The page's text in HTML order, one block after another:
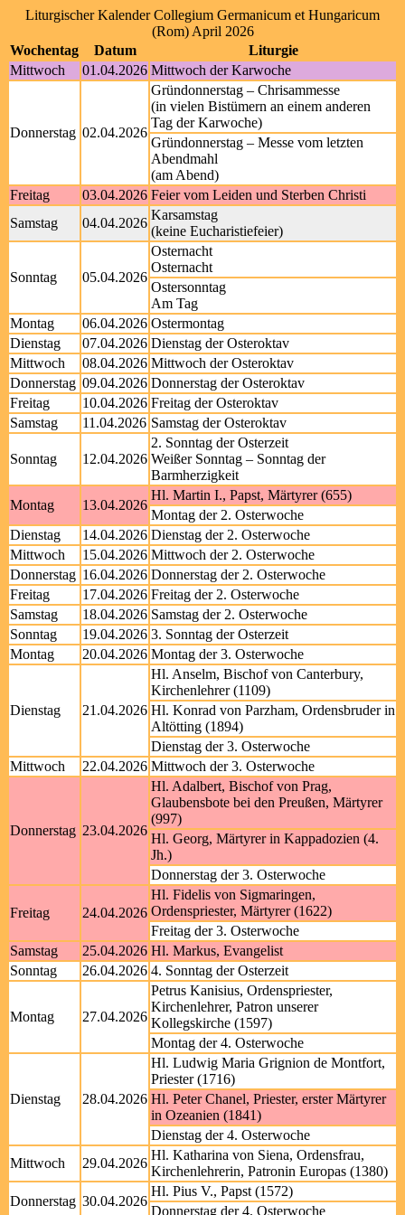
Liturgischer Kalender Collegium Germanicum et Hungaricum
(Rom) April 2026
Wochentag
Datum
Liturgie
Mittwoch
01.04.2026 Mittwoch der Karwoche
Donnerstag 02.04.2026
Gründonnerstag – Chrisammesse
(in vielen Bistümern an einem anderen
Tag der Karwoche)
Gründonnerstag – Messe vom letzten
Abendmahl
(am Abend)
Freitag
03.04.2026 Feier vom Leiden und Sterben Christi
Samstag
04.04.2026
Karsamstag
(keine Eucharistiefeier)
Sonntag 05.04.2026
Osternacht
Osternacht
Ostersonntag
Am Tag
Montag
06.04.2026 Ostermontag
Dienstag
07.04.2026 Dienstag der Osteroktav
Mittwoch
08.04.2026 Mittwoch der Osteroktav
Donnerstag 09.04.2026 Donnerstag der Osteroktav
Freitag
10.04.2026 Freitag der Osteroktav
Samstag
11.04.2026 Samstag der Osteroktav
Sonntag 12.04.2026
2. Sonntag der Osterzeit
Weißer Sonntag – Sonntag der
Barmherzigkeit
Montag
13.04.2026
Hl. Martin I., Papst, Märtyrer (655)
Montag der 2. Osterwoche
Dienstag
14.04.2026 Dienstag der 2. Osterwoche
Mittwoch
15.04.2026 Mittwoch der 2. Osterwoche
Donnerstag 16.04.2026 Donnerstag der 2. Osterwoche
Freitag
17.04.2026 Freitag der 2. Osterwoche
Samstag
18.04.2026 Samstag der 2. Osterwoche
Sonntag
19.04.2026 3. Sonntag der Osterzeit
Montag
20.04.2026 Montag der 3. Osterwoche
Dienstag 21.04.2026
Hl. Anselm, Bischof von Canterbury,
Kirchenlehrer (1109)
Hl. Konrad von Parzham, Ordensbruder in
Altötting (1894)
Dienstag der 3. Osterwoche
Mittwoch
22.04.2026 Mittwoch der 3. Osterwoche
Donnerstag 23.04.2026
Hl. Adalbert, Bischof von Prag,
Glaubensbote bei den Preußen, Märtyrer
(997)
Hl. Georg, Märtyrer in Kappadozien (4.
Jh.)
Donnerstag der 3. Osterwoche
Freitag 24.04.2026
Hl. Fidelis von Sigmaringen,
Ordenspriester, Märtyrer (1622)
Freitag der 3. Osterwoche
Samstag
25.04.2026 Hl. Markus, Evangelist
Sonntag
26.04.2026 4. Sonntag der Osterzeit
Montag 27.04.2026
Petrus Kanisius, Ordenspriester,
Kirchenlehrer, Patron unserer
Kollegskirche (1597)
Montag der 4. Osterwoche
Dienstag 28.04.2026
Hl. Ludwig Maria Grignion de Montfort,
Priester (1716)
Hl. Peter Chanel, Priester, erster Märtyrer
in Ozeanien (1841)
Dienstag der 4. Osterwoche
Mittwoch
29.04.2026
Hl. Katharina von Siena, Ordensfrau,
Kirchenlehrerin, Patronin Europas (1380)
Donnerstag 30.04.2026
Hl. Pius V., Papst (1572)
Donnerstag der 4. Osterwoche